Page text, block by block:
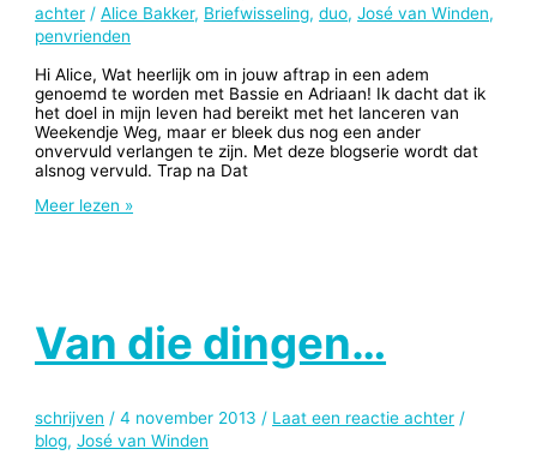
achter /Alice Bakker, Briefwisseling,duo,José van Winden,
penvrienden
Hi Alice, Wat heerlijk om in jouw aftrap in een adem
genoemd te worden met Bassie en Adriaan! Ik dacht dat ik
het doel in mijn leven had bereikt met het lanceren van
Weekendje Weg, maar er bleek dus nog een ander
onvervuld verlangen te zijn. Met deze blogserie wordt dat
alsnog vervuld. Trap na Dat
Bingewatching
Meer lezen »
Van die dingen…
schrijven /4 november 2013 / Laat een reactie achter /
blog,José van Winden